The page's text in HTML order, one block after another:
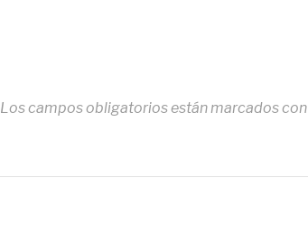
Los campos obligatorios están marcados con